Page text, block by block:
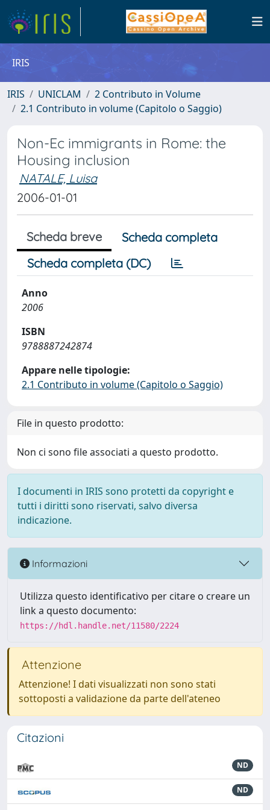
IRIS
IRIS UNICLAM
2 Contributo in Volume
2.1 Contributo in volume (Capitolo o Saggio)
Non-Ec immigrants in Rome: the
Housing inclusion
NATALE, Luisa
2006-01-01
Scheda breve
Scheda completa
Scheda completa (DC)
Anno
2006
ISBN
9788887242874
Appare nelle tipologie:
2.1 Contributo in volume (Capitolo o Saggio)
File in questo prodotto:
Non ci sono file associati a questo prodotto.
I documenti in IRIS sono protetti da copyright e
tutti i diritti sono riservati, salvo diversa
indicazione.
Informazioni
Utilizza questo identificativo per citare o creare un
link a questo documento:
https://hdl.handle.net/11580/2224
Attenzione
Attenzione! I dati visualizzati non sono stati
sottoposti a validazione da parte dell'ateneo
Citazioni
ND
ND